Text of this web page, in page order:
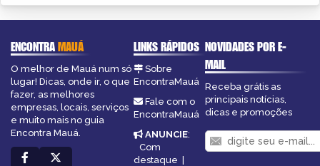
ENCONTRAMAUÁ
O melhor de Mauá num só
lugar! Dicas, onde ir, o que
fazer, as melhores
empresas, locais, serviços
e muito mais no guia
Encontra Mauá.
LINKS RÁPIDOS
Sobre
EncontraMauá
Fale com o
EncontraMauá
ANUNCIE:
Com
destaque |
NOVIDADES POR E-
MAIL
Receba grátis as
principais notícias,
dicas e promoções